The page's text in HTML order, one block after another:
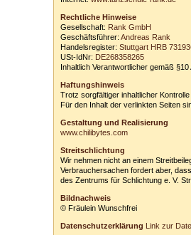
Rechtliche Hinweise
Gesellschaft: Rank GmbH
Geschäftsführer: Andreas Rank
Handelsregister: Stuttgart HRB
USt-IdNr: DE268358265
Inhaltlich Verantwortlicher gemäß §10
Haftungshinweis
Trotz sorgfältiger inhaltlicher
Für den Inhalt der verlinkten Seiten
Gestaltung und Realisierung
www.chilibytes.com
Streitschlichtung
Wir nehmen nicht an einem
Verbrauchersachen fordert aber,
des Zentrums für Schlichtung e. V.
Bildnachweis
© Fräulein Wunschfrei
Datenschutzerklärung Link zur